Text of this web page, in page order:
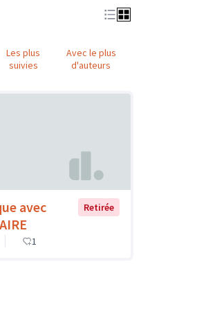
Les plus
suivies
Avec le plus
d'auteurs
avec
Retirée
1